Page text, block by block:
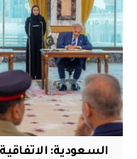
السعودية: